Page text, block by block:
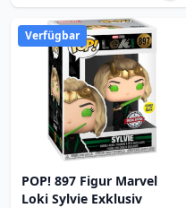
Verfügbar
POP! 897 Figur Marvel
Loki Sylvie Exklusiv